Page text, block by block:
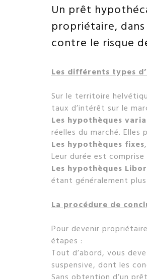
Un prêt
propriétaire,
contre le risque
Les différents types
Sur le territoire
taux d’intérêt sur le
Les hypothèques
réelles du marché.
Les hypothèques fixes
Leur durée est
Les hypothèques Libor
étant généralement
La procédure de
Pour devenir
étapes :
Tout d’abord, vous
suspensive, dont les
Sans obtention d’un